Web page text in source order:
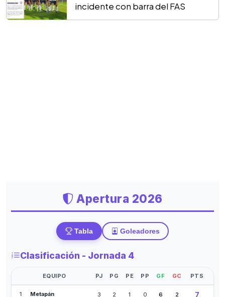
incidente con barra del FAS